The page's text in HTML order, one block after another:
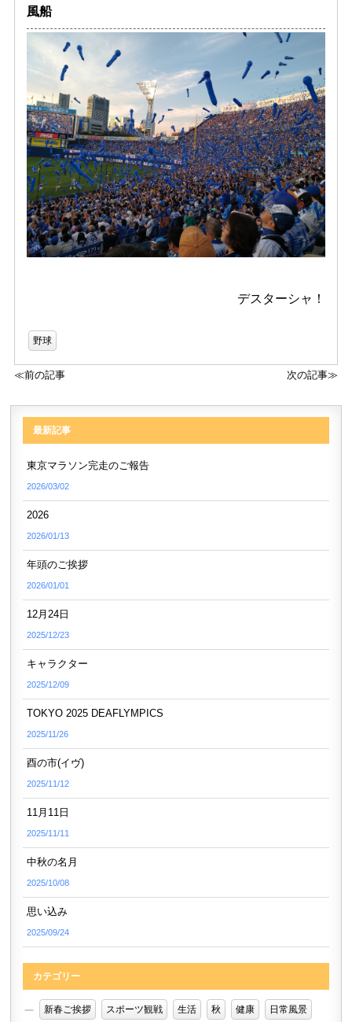
風船
デスターシャ！
野球
≪前の記事 次の記事≫
最新記事
東京マラソン完走のご報告
2026/03/02
2026
2026/01/13
年頭のご挨拶
2026/01/01
12月24日
2025/12/23
キャラクター
2025/12/09
TOKYO 2025 DEAFLYMPICS
2025/11/26
酉の市(イヴ)
2025/11/12
11月11日
2025/11/11
中秋の名月
2025/10/08
思い込み
2025/09/24
カテゴリー
新春ご挨拶 スポーツ観戦 生活 秋 健康 日常風景